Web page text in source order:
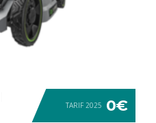
TARIF 2025 0€